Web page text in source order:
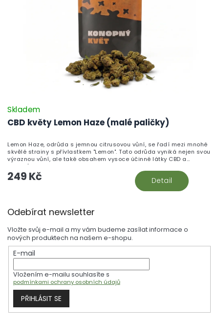
CBD květy Lemon Haze (malé paličky)
Skladem
249 Kč Detail
Lemon Haze, odrůda s jemnou citrusovou vůní, se řadí mezi mnohé
skvělé strainy s přívlastkem "Lemon". Tato odrůda vyniká nejen svou
výraznou vůní, ale také obsahem vysoce účinné látky CBD a
terpenů.
Odebírat newsletter
Vložte svůj e-mail a my vám budeme zasílat informace o
nových produktech na našem e-shopu.
E-mail
Vložením e-mailu souhlasíte s
podmínkami ochrany osobních údajů
PŘIHLÁSIT SE